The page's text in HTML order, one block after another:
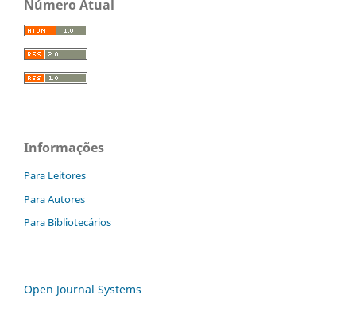
Número Atual
Informações
Para Leitores
Para Autores
Para Bibliotecários
Open Journal Systems